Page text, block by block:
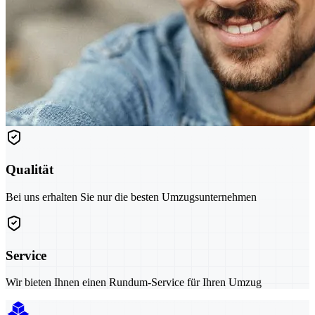
Qualität
Bei uns erhalten Sie nur die besten Umzugsunternehmen
Service
Wir bieten Ihnen einen Rundum-Service für Ihren Umzug